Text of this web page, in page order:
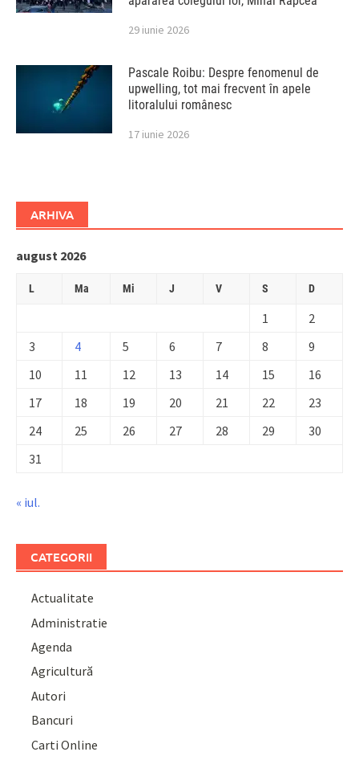
29 iunie 2026
Pascale Roibu: Despre fenomenul de
upwelling, tot mai frecvent în apele
litoralului românesc
17 iunie 2026
ARHIVA
august 2026
L Ma Mi J V S D
1
2
3
4 5 6 7 8
9
10
11 12 13 14 15
16
17
18 19 20 21 22
23
24
25 26 27 28 29
30
31
« iul.
CATEGORII
Actualitate
Administratie
Agenda
Agricultură
Autori
Bancuri
Carti Online